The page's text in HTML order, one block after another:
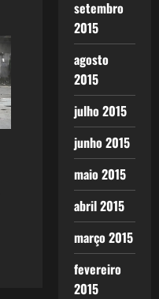
setembro
2015
agosto
2015
julho 2015
junho 2015
maio 2015
abril 2015
março 2015
fevereiro
2015